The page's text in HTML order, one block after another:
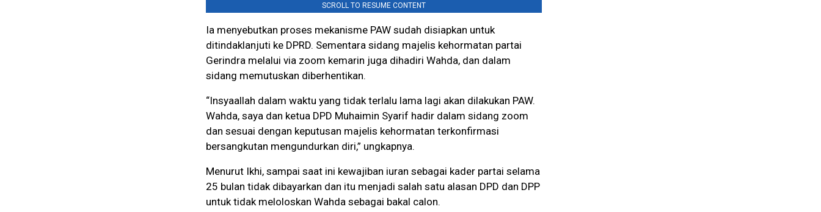
SCROLL TO RESUME CONTENT
Ia menyebutkan proses mekanisme PAW sudah disiapkan untuk
ditindaklanjuti ke DPRD. Sementara sidang majelis kehormatan partai
Gerindra melalui via zoom kemarin juga dihadiri Wahda, dan dalam
sidang memutuskan diberhentikan.
“Insyaallah dalam waktu yang tidak terlalu lama lagi akan dilakukan PAW.
Wahda, saya dan ketua DPD Muhaimin Syarif hadir dalam sidang zoom
dan sesuai dengan keputusan majelis kehormatan terkonfirmasi
bersangkutan mengundurkan diri,” ungkapnya.
Menurut Ikhi, sampai saat ini kewajiban iuran sebagai kader partai selama
25 bulan tidak dibayarkan dan itu menjadi salah satu alasan DPD dan DPP
untuk tidak meloloskan Wahda sebagai bakal calon.